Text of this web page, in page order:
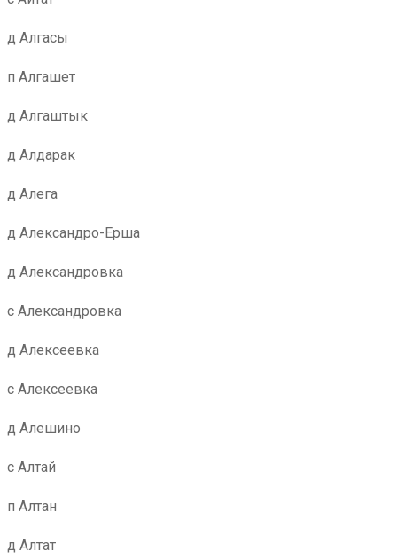
д Алгасы
п Алгашет
д Алгаштык
д Алдарак
д Алега
д Александро-Ерша
д Александровка
с Александровка
д Алексеевка
с Алексеевка
д Алешино
с Алтай
п Алтан
д Алтат